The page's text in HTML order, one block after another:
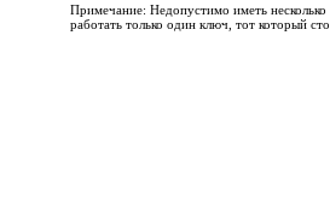
Примечание: Недопустимо иметь
работать только один ключ, тот который